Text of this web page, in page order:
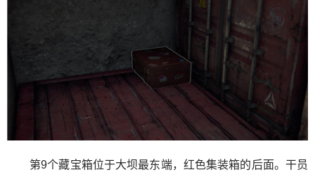
第9个藏宝箱位于大坝最东端，红色集装箱的后面。干员